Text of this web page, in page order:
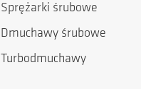
Sprężarki śrubowe
Dmuchawy śrubowe
Turbodmuchawy